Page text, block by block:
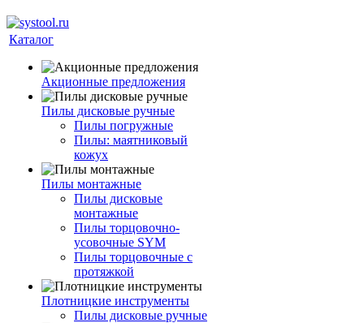
Каталог
Акционные предложения
Пилы дисковые ручные
Пилы погружные
Пилы: маятниковый
кожух
Пилы монтажные
Пилы дисковые
монтажные
Пилы торцовочно-
усовочные SYM
Пилы торцовочные с
протяжкой
Плотницкие инструменты
Пилы дисковые ручные